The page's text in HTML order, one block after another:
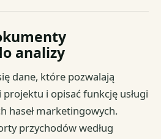
analizy
dane, które pozwalają
i opisać funkcję usługi
haseł marketingowych.
przychodów według